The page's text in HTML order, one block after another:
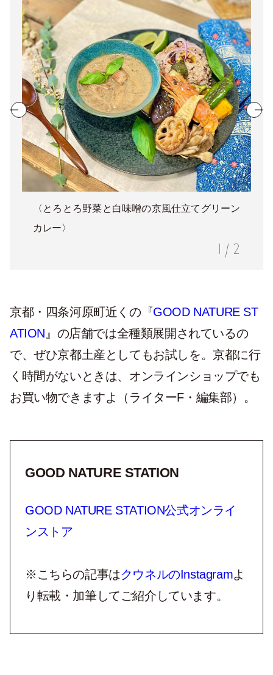
〈とろとろ野菜と白味噌の京風仕立てグリーン
カレー〉
1 / 2
京都・四条河原町近くの『GOOD NATURE ST
ATION 』の店舗では全種類展開されているの
で、ぜひ京都土産としてもお試しを。京都に行
く時間がないときは、オンラインショップでも
お買い物できますよ（ライターF・編集部）。
GOOD NATURE STATION
GOOD NATURE STATION公式オンライ
ンストア
※こちらの記事はクウネルのInstagramよ
り転載・加筆してご紹介しています。